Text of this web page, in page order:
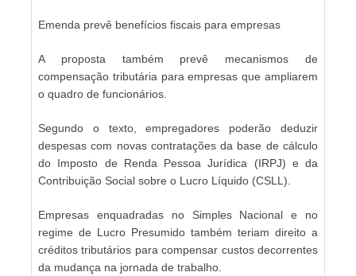
Emenda prevê benefícios fiscais para empresas
A proposta também prevê mecanismos de
compensação tributária para empresas que ampliarem
o quadro de funcionários.
Segundo o texto, empregadores poderão deduzir
despesas com novas contratações da base de cálculo
do Imposto de Renda Pessoa Jurídica (IRPJ) e da
Contribuição Social sobre o Lucro Líquido (CSLL).
Empresas enquadradas no Simples Nacional e no
regime de Lucro Presumido também teriam direito a
créditos tributários para compensar custos decorrentes
da mudança na jornada de trabalho.